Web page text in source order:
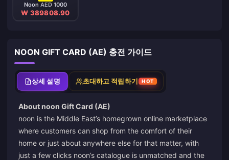
Noon AED 1000
₩ 389808.90
NOON GIFT CARD (AE) 충전 가이드
상세 설명 초대하고 적립하기 HOT
About noon Gift Card (AE)
noon is the Middle East’s homegrown online marketplace
where customers can shop from the comfort of their
home or just about anywhere else for that matter, with
just a few clicks noon’s catalogue is unmatched and the